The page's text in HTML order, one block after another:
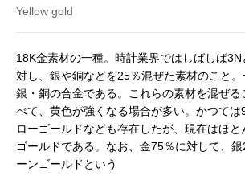
Yellow gold
18K金素材の一種。時計業界ではしばしば
対し、銀や銅などを25％混ぜた素材のこと。
銀・銅の合金である。これらの素材を混ぜ
べて、黄色が強くなる場合が多い。かつては
ローゴールドなども存在したが、現在はほ
ゴールドである。なお、金75％に対して、
ーンゴールドという